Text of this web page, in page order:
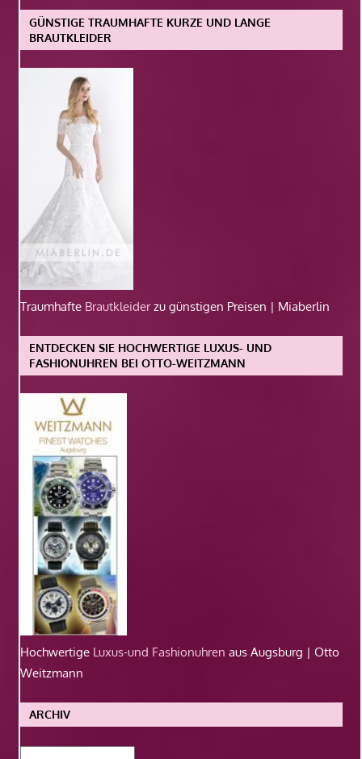
GÜNSTIGE TRAUMHAFTE KURZE UND LANGE
BRAUTKLEIDER
Traumhafte Brautkleiderzu günstigen Preisen | Miaberlin
ENTDECKEN SIE HOCHWERTIGE LUXUS- UND
FASHIONUHREN BEI OTTO-WEITZMANN
Hochwertige Luxus-und Fashionuhren aus Augsburg | Otto
Weitzmann
ARCHIV